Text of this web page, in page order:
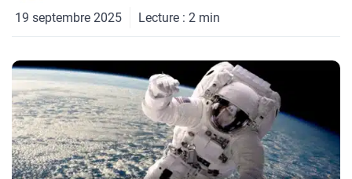
19 septembre 2025
Lecture : 2 min